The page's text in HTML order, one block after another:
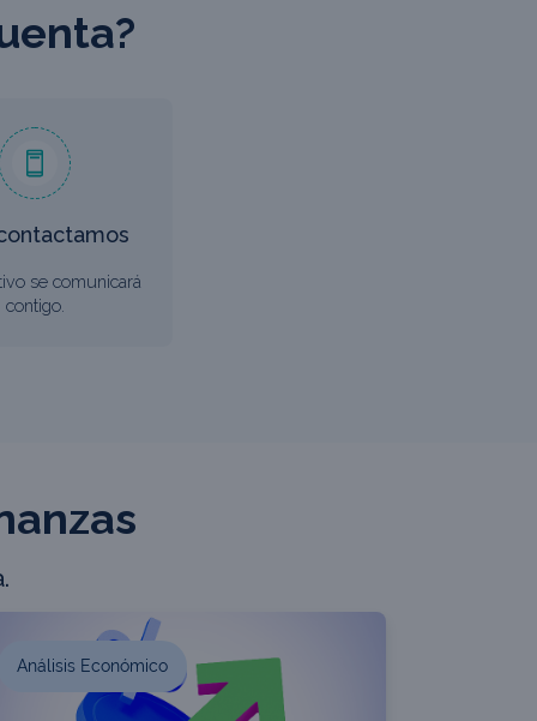
se comunicará
contigo.
Análisis Económico